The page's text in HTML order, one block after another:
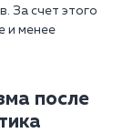
За счет этого
и менее
после